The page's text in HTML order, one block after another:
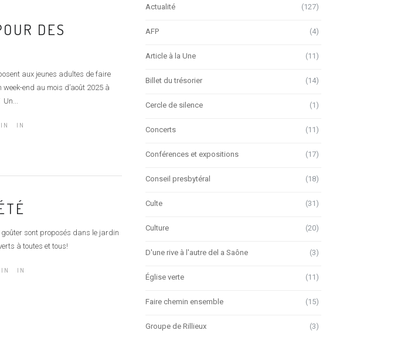
DES
aux jeunes adultes de faire
week-end au mois d’août 2025 à
Un...
IN
sont proposés dans le jardin
à toutes et tous!
IN
Actualité (127)
AFP (4)
Article à la Une (11)
Billet du trésorier (14)
Cercle de silence (1)
Concerts (11)
Conférences et expositions (17)
Conseil presbytéral (18)
Culte (31)
Culture (20)
D'une rive à l'autre del a Saône (3)
Église verte (11)
Faire chemin ensemble (15)
Groupe de Rillieux (3)